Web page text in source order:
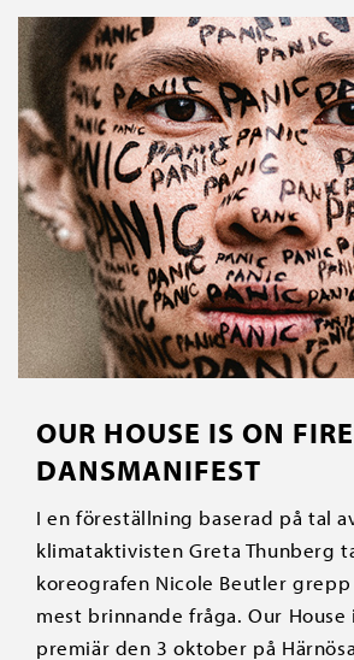
OUR HOUSE IS ON
DANSMANIFEST
I en föreställning baserad på tal
klimataktivisten Greta Thunberg
koreografen Nicole Beutler
mest brinnande fråga. Our House
premiär den 3 oktober på